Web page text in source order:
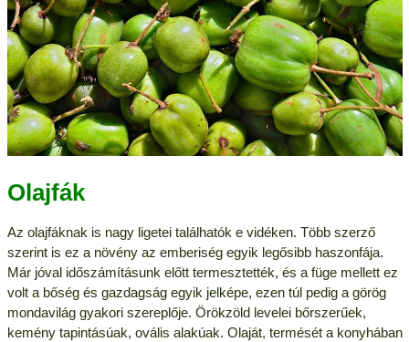
Olajfák
Az olajfáknak is nagy ligetei találhatók e vidéken. Több szerző
szerint is ez a növény az emberiség egyik legősibb haszonfája.
Már jóval időszámításunk előtt termesztették, és a füge mellett ez
volt a bőség és gazdagság egyik jelképe, ezen túl pedig a görög
mondavilág gyakori szereplője. Örökzöld levelei bőrszerűek,
kemény tapintásúak, ovális alakúak. Olaját, termését a konyhában